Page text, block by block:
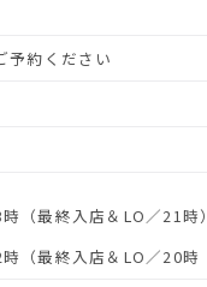
予約ください
（最終入店＆LO／21時）
（最終入店＆LO／20時